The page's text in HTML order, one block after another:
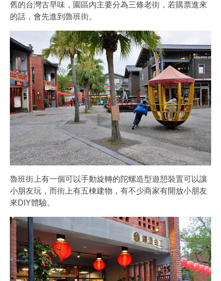
舊的台灣古早味，園區內主要分為三條老街，若購票進來
的話，會先進到魯班街。
魯班街上有一個可以手動旋轉的陀螺造型遊憩裝置可以讓
小朋友玩，而街上有五棟建物，有不少商家有開放小朋友
來DIY體驗。